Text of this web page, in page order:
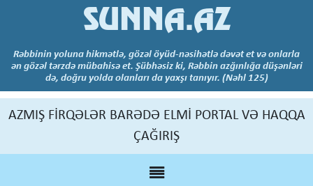
SUNNA.AZ
Rəbbinin yoluna hikmətlə, gözəl öyüd-nəsihətlə dəvət et və onlarla
ən gözəl tərzdə mübahisə et. Şübhəsiz ki, Rəbbin azğınlığa düşənləri
də, doğru yolda olanları da yaxşı tanıyır. (Nəhl 125)
AZMIŞ FİRQƏLƏR BARƏDƏ ELMİ PORTAL VƏ HAQQA
ÇAĞIRIŞ